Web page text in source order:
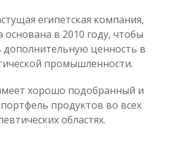
египетская компания,
основана в 2010 году, чтобы
дополнительную ценность в
промышленности.
хорошо подобранный и
продуктов во всех
областях.